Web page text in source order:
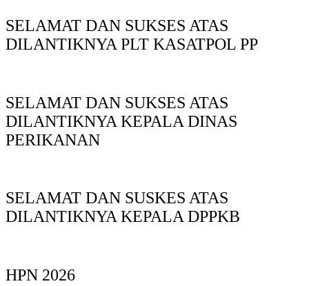
SELAMAT DAN SUKSES ATAS
DILANTIKNYA PLT KASATPOL PP
SELAMAT DAN SUKSES ATAS
DILANTIKNYA KEPALA DINAS
PERIKANAN
SELAMAT DAN SUSKES ATAS
DILANTIKNYA KEPALA DPPKB
HPN 2026